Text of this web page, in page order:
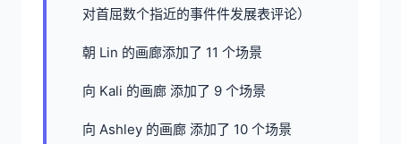
对首屈数个指近的事件件发展表评论）
朝 Lin 的画廊添加了 11 个场景
向 Kali 的画廊 添加了 9 个场景
向 Ashley 的画廊 添加了 10 个场景